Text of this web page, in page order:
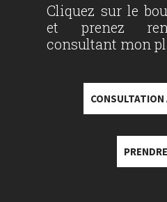
Cliquez sur le
et prenez
consultant mon
CONSULTATION